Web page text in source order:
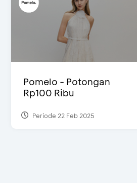
Pomelo - Potongan
Rp100 Ribu
Periode 22 Feb 2025